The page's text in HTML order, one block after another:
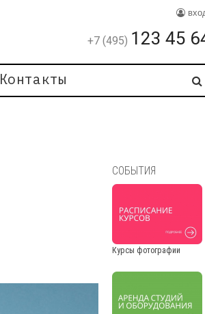
+7 (495) 123 45
Контакты
СОБЫТИЯ
Курсы фотографии